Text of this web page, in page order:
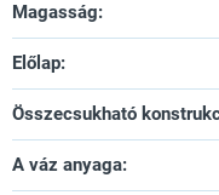
Magasság:
Előlap:
Összecsukható
A váz anyaga: